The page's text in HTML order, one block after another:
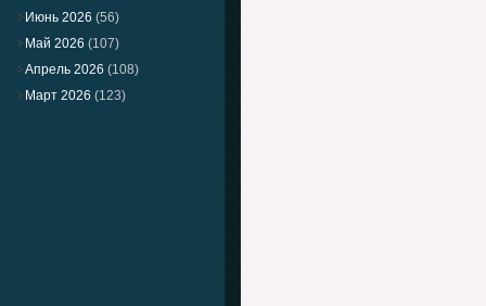
Июнь 2026 (56)
Май 2026 (107)
Апрель 2026 (108)
Март 2026 (123)